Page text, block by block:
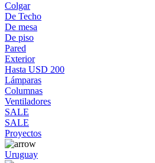
Colgar
De Techo
De mesa
De piso
Pared
Exterior
Hasta USD 200
Lámparas
Columnas
Ventiladores
SALE
SALE
Proyectos
Uruguay